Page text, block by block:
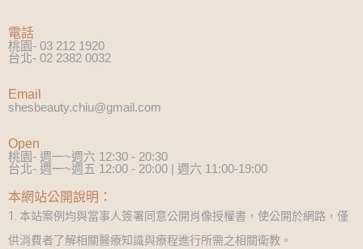
電話
桃園- 03 212 1920
台北- 02 2382 0032
Email
shesbeauty.chiu@gmail.com
Open
桃園- 週一~週六 12:30 - 20:30
台北- 週一~週五 12:00 - 20:00 | 週六 11:00-19:00
本網站公開說明：
1. 本站案例均與當事人簽署同意公開肖像授權書，使公開於網路，僅
供消費者了解相關醫療知識與療程進行所需之相關衛教。